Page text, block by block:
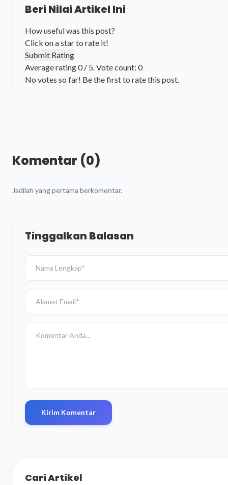
Beri Nilai Artikel Ini
How useful was this post?
Click on a star to rate it!
Submit Rating
Average rating0/ 5. Vote count: 0
No votes so far! Be the first to rate this post.
Komentar (0)
Jadilah yang pertama berkomentar.
Tinggalkan Balasan
Kirim Komentar
Cari Artikel